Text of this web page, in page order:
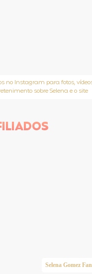
no Instagram para fotos,
sobre Selena e o site
Selena Gomez